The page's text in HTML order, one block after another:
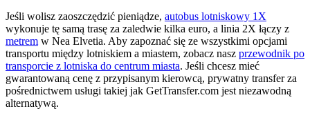
Jeśli wolisz zaoszczędzić pieniądze, autobus lotniskowy 1X
wykonuje tę samą trasę za zaledwie kilka euro, a linia 2X łączy z
metrem w Nea Elvetia. Aby zapoznać się ze wszystkimi opcjami
transportu między lotniskiem a miastem, zobacz nasz przewodnik po
transporcie z lotniska do centrum miasta. Jeśli chcesz mieć
gwarantowaną cenę z przypisanym kierowcą, prywatny transfer za
pośrednictwem usługi takiej jak GetTransfer.com jest niezawodną
alternatywą.